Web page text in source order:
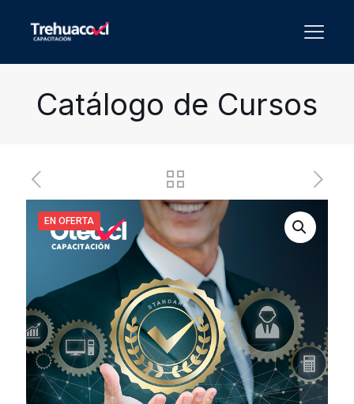
Catálogo de Cursos
EN OFERTA